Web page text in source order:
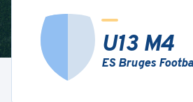
U13 M4
ES Bruges